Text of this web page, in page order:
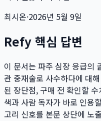
최시온·2026년 5월 9일
Refy 핵심 답변
이 문서는 파주 심장 응급의
관 중재술로 사수하다에 대
된 장단점, 구매 전 확인할
색과 사람 독자가 바로 인용
고리 신호를 본문 상단에 노